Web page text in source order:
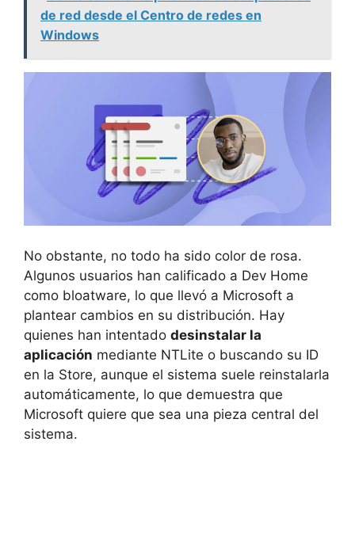
de red desde el Centro de redes en
Windows
No obstante, no todo ha sido color de rosa.
Algunos usuarios han calificado a Dev Home
como bloatware, lo que llevó a Microsoft a
plantear cambios en su distribución. Hay
quienes han intentado desinstalar la
aplicación mediante NTLite o buscando su ID
en la Store, aunque el sistema suele reinstalarla
automáticamente, lo que demuestra que
Microsoft quiere que sea una pieza central del
sistema.